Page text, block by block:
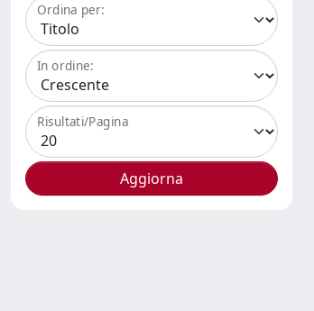
Ordina per:
In ordine:
Risultati/Pagina